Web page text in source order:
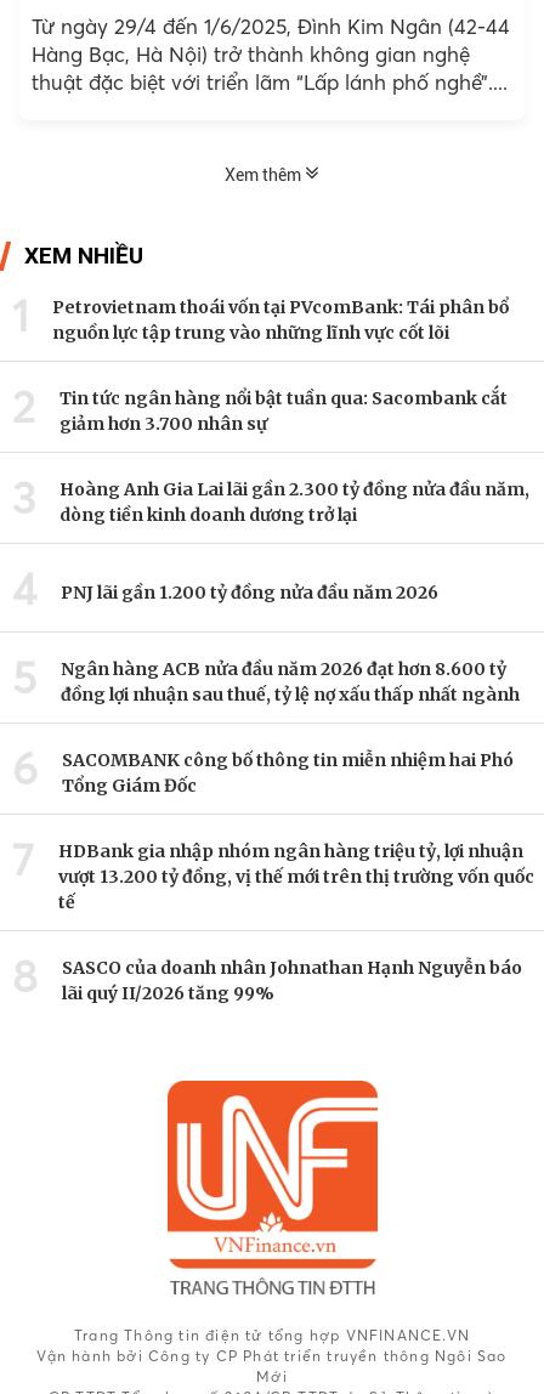
Từ ngày 29/4 đến 1/6/2025, Đình Kim Ngân (42-44
Hàng Bạc, Hà Nội) trở thành không gian nghệ
thuật đặc biệt với triển lãm “Lấp lánh phố nghề”....
Xem thêm
XEM NHIỀU
1
Petrovietnam thoái vốn tại PVcomBank: Tái phân bổ
nguồn lực tập trung vào những lĩnh vực cốt lõi
2
Tin tức ngân hàng nổi bật tuần qua: Sacombank cắt
giảm hơn 3.700 nhân sự
3
Hoàng Anh Gia Lai lãi gần 2.300 tỷ đồng nửa đầu năm,
dòng tiền kinh doanh dương trở lại
4 PNJ lãi gần 1.200 tỷ đồng nửa đầu năm 2026
5
Ngân hàng ACB nửa đầu năm 2026 đạt hơn 8.600 tỷ
đồng lợi nhuận sau thuế, tỷ lệ nợ xấu thấp nhất ngành
6
SACOMBANK công bố thông tin miễn nhiệm hai Phó
Tổng Giám Đốc
7
HDBank gia nhập nhóm ngân hàng triệu tỷ, lợi nhuận
vượt 13.200 tỷ đồng, vị thế mới trên thị trường vốn quốc
tế
8
SASCO của doanh nhân Johnathan Hạnh Nguyễn báo
lãi quý II/2026 tăng 99%
Trang Thông tin điện tử tổng hợp VNFINANCE.VN
Vận hành bởi Công ty CP Phát triển truyền thông Ngôi Sao
Mới